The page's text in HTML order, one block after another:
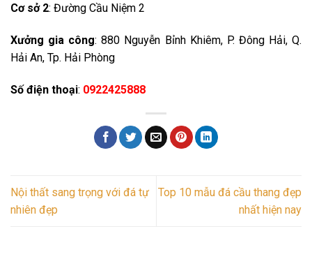
Cơ sở 2: Đường Cầu Niệm 2
Xưởng gia công: 880 Nguyễn Bỉnh Khiêm, P. Đông Hải, Q.
Hải An, Tp. Hải Phòng
Số điện thoại: 0922425888
Nội thất sang trọng với đá tự
nhiên đẹp
Top 10 mẫu đá cầu thang đẹp
nhất hiện nay